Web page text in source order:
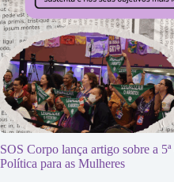
SOS Corpo lança artigo sobre a
Política para as Mulheres